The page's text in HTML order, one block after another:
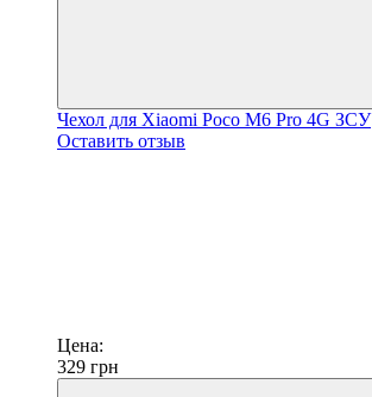
Чехол для Xiaomi Poco M6 Pro 4G ЗСУ
Оставить отзыв
Цена:
329 грн